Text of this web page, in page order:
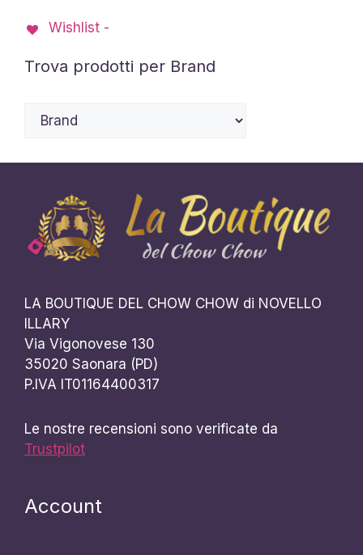
essere
nella
Wishlist -
Trova prodotti per Brand
LA BOUTIQUE DEL CHOW CHOW di NOVELLO
ILLARY
Via Vigonovese 130
35020 Saonara (PD)
P.IVA IT01164400317
Le nostre recensioni sono verificate da
Trustpilot
Account